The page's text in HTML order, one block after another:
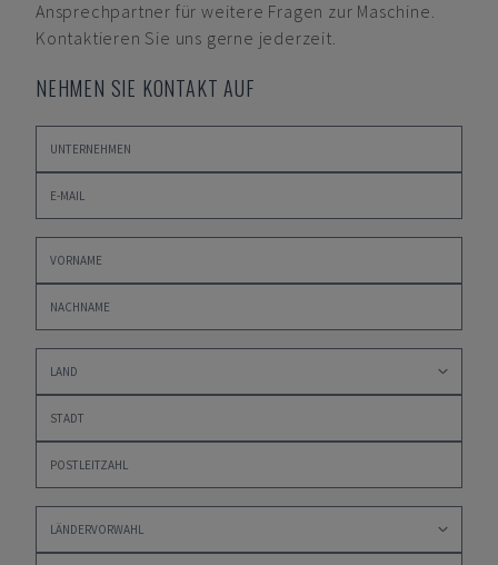
Ansprechpartner für weitere Fragen zur Maschine.
Kontaktieren Sie uns gerne jederzeit.
NEHMEN SIE KONTAKT AUF